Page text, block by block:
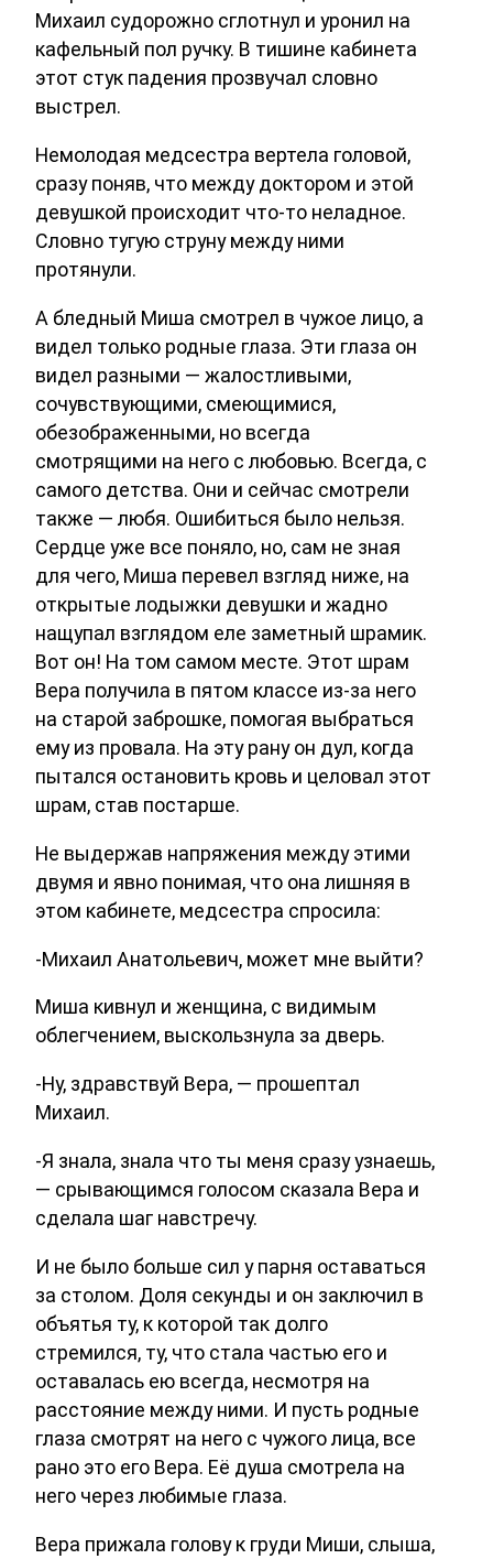
Михаил судорожно сглотнул и уронил на
кафельный пол ручку. В тишине кабинета
этот стук падения прозвучал словно
выстрел.
Немолодая медсестра вертела головой,
сразу поняв, что между доктором и этой
девушкой происходит что-то неладное.
Словно тугую струну между ними
протянули.
А бледный Миша смотрел в чужое лицо, а
видел только родные глаза. Эти глаза он
видел разными — жалостливыми,
сочувствующими, смеющимися,
обезображенными, но всегда
смотрящими на него с любовью. Всегда, с
самого детства. Они и сейчас смотрели
также — любя. Ошибиться было нельзя.
Сердце уже все поняло, но, сам не зная
для чего, Миша перевел взгляд ниже, на
открытые лодыжки девушки и жадно
нащупал взглядом еле заметный шрамик.
Вот он! На том самом месте. Этот шрам
Вера получила в пятом классе из-за него
на старой заброшке, помогая выбраться
ему из провала. На эту рану он дул, когда
пытался остановить кровь и целовал этот
шрам, став постарше.
Не выдержав напряжения между этими
двумя и явно понимая, что она лишняя в
этом кабинете, медсестра спросила:
-Михаил Анатольевич, может мне выйти?
Миша кивнул и женщина, с видимым
облегчением, выскользнула за дверь.
-Ну, здравствуй Вера, — прошептал
Михаил.
-Я знала, знала что ты меня сразу узнаешь,
— срывающимся голосом сказала Вера и
сделала шаг навстречу.
И не было больше сил у парня оставаться
за столом. Доля секунды и он заключил в
объятья ту, к которой так долго
стремился, ту, что стала частью его и
оставалась ею всегда, несмотря на
расстояние между ними. И пусть родные
глаза смотрят на него с чужого лица, все
рано это его Вера. Её душа смотрела на
него через любимые глаза.
Вера прижала голову к груди Миши, слыша,